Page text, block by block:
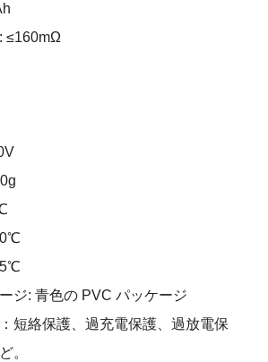
≤160mΩ
ジ: 青色の PVC パッケージ
短絡保護、過充電保護、過放電保
。